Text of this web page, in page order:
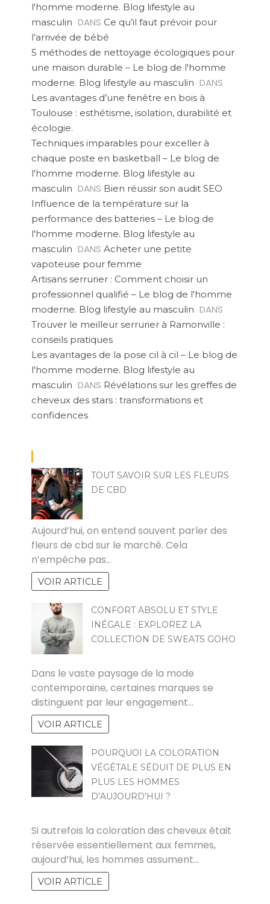
l'homme moderne. Blog lifestyle au
masculin DANS Ce qu’il faut prévoir pour
l’arrivée de bébé
5 méthodes de nettoyage écologiques pour
une maison durable – Le blog de l'homme
moderne. Blog lifestyle au masculin DANS
Les avantages d’une fenêtre en bois à
Toulouse : esthétisme, isolation, durabilité et
écologie.
Techniques imparables pour exceller à
chaque poste en basketball – Le blog de
l'homme moderne. Blog lifestyle au
masculin DANS Bien réussir son audit SEO
Influence de la température sur la
performance des batteries – Le blog de
l'homme moderne. Blog lifestyle au
masculin DANS Acheter une petite
vapoteuse pour femme
Artisans serrurier : Comment choisir un
professionnel qualifié – Le blog de l'homme
moderne. Blog lifestyle au masculin DANS
Trouver le meilleur serrurier à Ramonville :
conseils pratiques
Les avantages de la pose cil à cil – Le blog de
l'homme moderne. Blog lifestyle au
masculin DANS Révélations sur les greffes de
cheveux des stars : transformations et
confidences
TOUT SAVOIR SUR LES FLEURS
DE CBD
Aujourd’hui, on entend souvent parler des
fleurs de cbd sur le marché. Cela
n’empêche pas…
VOIR ARTICLE
CONFORT ABSOLU ET STYLE
INÉGALE : EXPLOREZ LA
COLLECTION DE SWEATS GOHO
Dans le vaste paysage de la mode
contemporaine, certaines marques se
distinguent par leur engagement…
VOIR ARTICLE
POURQUOI LA COLORATION
VÉGÉTALE SÉDUIT DE PLUS EN
PLUS LES HOMMES
D’AUJOURD’HUI ?
Si autrefois la coloration des cheveux était
réservée essentiellement aux femmes,
aujourd’hui, les hommes assument…
VOIR ARTICLE